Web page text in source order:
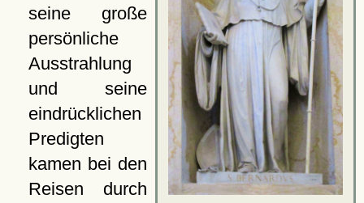
seine große
persönliche
Ausstrahlung
und seine
eindrücklichen
Predigten
kamen bei den
Reisen durch